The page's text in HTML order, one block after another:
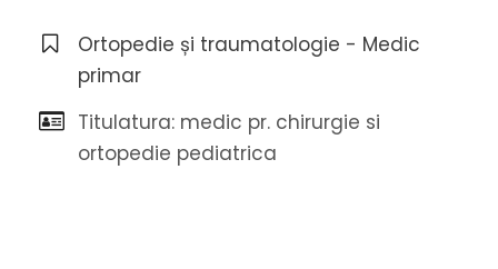
Ortopedie și traumatologie - Medic
primar
Titulatura: medic pr. chirurgie si
ortopedie pediatrica